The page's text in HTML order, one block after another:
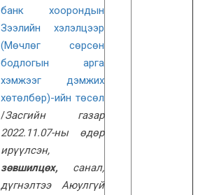
банк хоорондын
Зээлийн хэлэлцээр
(Мөчлөг сөрсөн
бодлогын арга
хэмжээг дэмжих
хөтөлбөр)-ийн төсөл
/Засгийн газар
2022.11.07-ны өдөр
ирүүлсэн,
зөвшилцөх,санал,
дүгнэлтээ Аюулгүй